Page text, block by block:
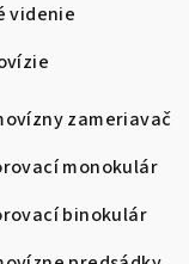
videnie
zameriavač
monokulár
binokulár